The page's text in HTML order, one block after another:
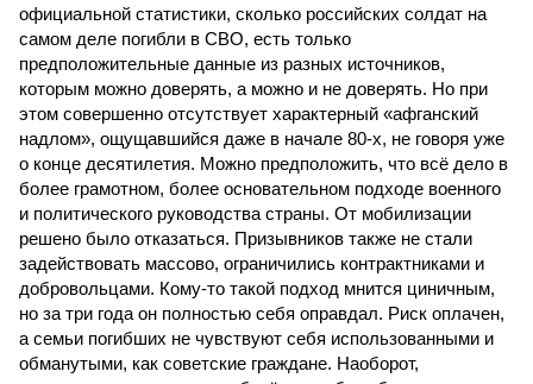
официальной статистики, сколько российских солдат на
самом деле погибли в СВО, есть только
предположительные данные из разных источников,
которым можно доверять, а можно и не доверять. Но при
этом совершенно отсутствует характерный «афганский
надлом», ощущавшийся даже в начале 80-х, не говоря уже
о конце десятилетия. Можно предположить, что всё дело в
более грамотном, более основательном подходе военного
и политического руководства страны. От мобилизации
решено было отказаться. Призывников также не стали
задействовать массово, ограничились контрактниками и
добровольцами. Кому-то такой подход мнится циничным,
но за три года он полностью себя оправдал. Риск оплачен,
а семьи погибших не чувствуют себя использованными и
обманутыми, как советские граждане. Наоборот,